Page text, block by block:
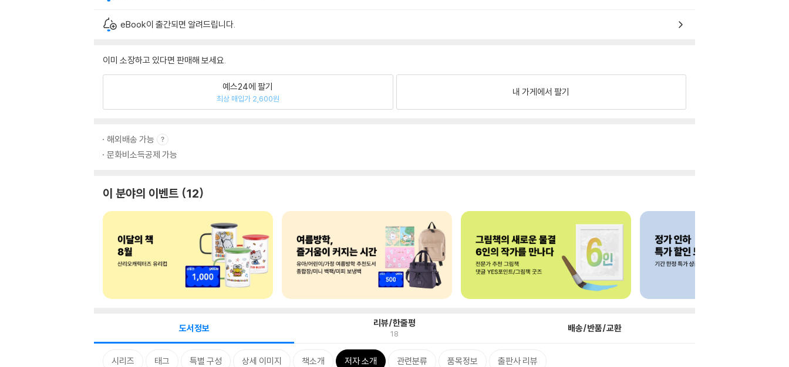
eBook이 출간되면 알려드립니다.
이미 소장하고 있다면 판매해 보세요.
예스24에 팔기
최상 매입가 2,600원
내 가게에서 팔기
해외배송 가능
문화비소득공제 가능
이 분야의 이벤트 12
도서정보 리뷰/한줄평
18 배송/반품/교환
시리즈 태그 특별 구성 상세 이미지 책소개 저자 소개 관련분류 품목정보 출판사 리뷰